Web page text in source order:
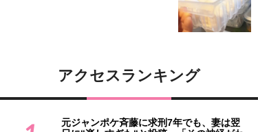
アクセスランキング
元ジャンポケ斉藤に求刑7年でも、妻は翌